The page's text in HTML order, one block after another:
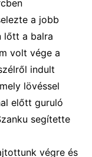
a jobb
lőtt a balra
volt vége a
indult
lövéssel
előtt guruló
segítette
végre és